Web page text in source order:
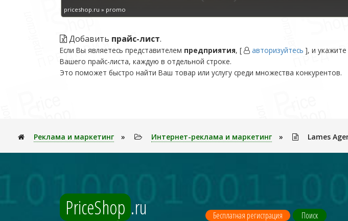
priceshop.ru » promo
Добавить прайс-лист.
Если Вы являетесь представителем предприятия, [ авторизуйтесь ], и
Вашего прайс-листа, каждую в отдельной строке.
Это поможет быстро найти Ваш товар или услугу среди множества конкурентов.
Реклама и маркетинг » Интернет-реклама и маркетинг » Lames
PriceShop .ru Бесплатная регистрация Поиск